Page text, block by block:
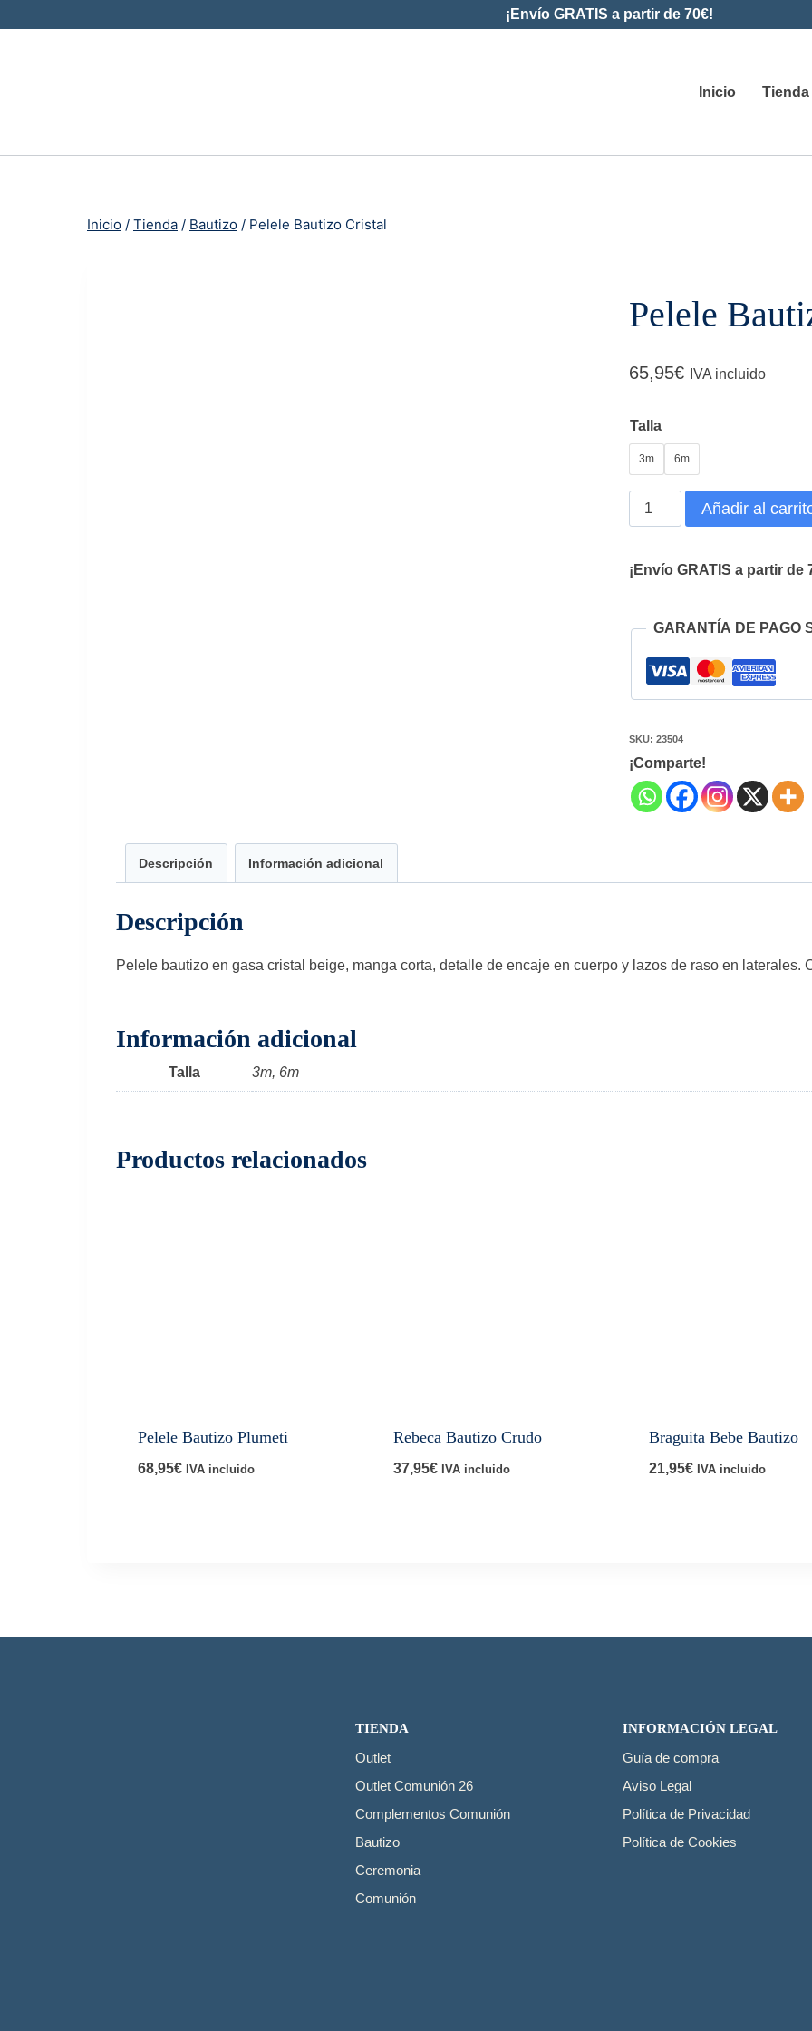
¡Envío GRATIS a partir de 70€!
Inicio Tienda
Inicio / Tienda / Bautizo / Pelele Bautizo Cristal
Pelele
65,95€ IVA incluido
Talla
3m 6m
Pelele
Cristal
Añadir al
¡Envío GRATIS a partir de
GARANTÍA DE PAGO
SKU: 23504
¡Comparte!
Descripción Información adicional
Descripción
Pelele bautizo en gasa cristal beige, manga corta, detalle de encaje en cuerpo y lazos de raso en laterales.
Información adicional
Talla 3m, 6m
Productos relacionados
Pelele Bautizo Plumeti
68,95€ IVA incluido
Rebeca Bautizo Crudo
37,95€ IVA incluido
Braguita Bebe Bautizo
21,95€ IVA incluido
TIENDA
Outlet
Outlet Comunión 26
Complementos Comunión
Bautizo
Ceremonia
Comunión
INFORMACIÓN LEGAL
Guía de compra
Aviso Legal
Política de Privacidad
Política de Cookies